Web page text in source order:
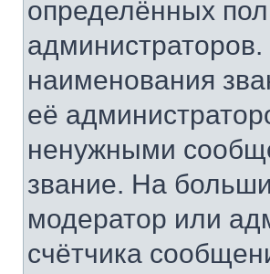
определённых
наименования
её
ненужными
звание. На
модератор или
счётчика